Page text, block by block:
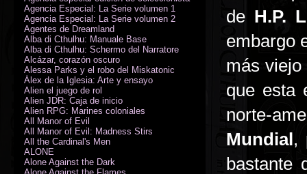
de H.P.
embargo
más
que esta
norte-
Mundial,
bastante
Agencia Especial: La Serie volumen 1
Agencia Especial: La Serie volumen 2
Agentes de Dreamland
Alba di Cthulhu: Manuale Base
Alba di Cthulhu: Schermo del Narratore
Alcázar, corazón oscuro
Alessa Parks y el robo del Miskatonic
Álex de la Iglesia: Arte y ensayo
Alien el juego de rol
Alien JDR: Caja de inicio
Alien RPG: Marines coloniales
All Manor of Evil
All Manor of Evil: Madness Stirs
All the Cardinal's Men
ALONE
Alone Against the Dark